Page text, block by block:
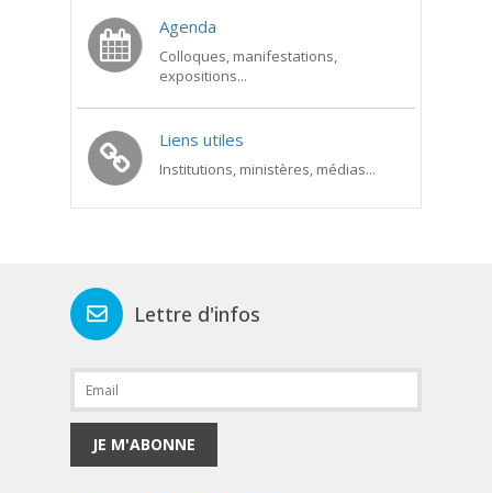
Agenda
Colloques, manifestations,
expositions...
Liens utiles
Institutions, ministères, médias...
Lettre d'infos
JE M'ABONNE